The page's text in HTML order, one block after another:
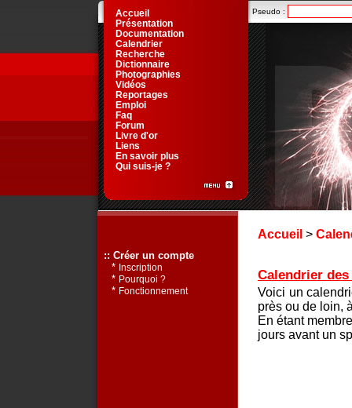
Accueil >
Calendrier
Voici un
près ou de loin,
En étant
jours avant un
Pseudo :
Accueil
Présentation
Documentation
Calendrier
Recherche
Dictionnaire
Photographies
Vidéos
Reportages
Emploi
Faq
Forum
Livre d'or
Liens
En savoir plus
Qui suis-je ?
:: Créer un compte
* Inscription
* Pourquoi ?
* Fonctionnement